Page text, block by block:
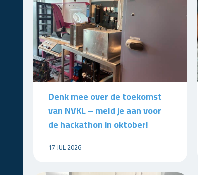
Denk mee over de toekomst
van NVKL – meld je aan voor
de hackathon in oktober!
17 JUL 2026